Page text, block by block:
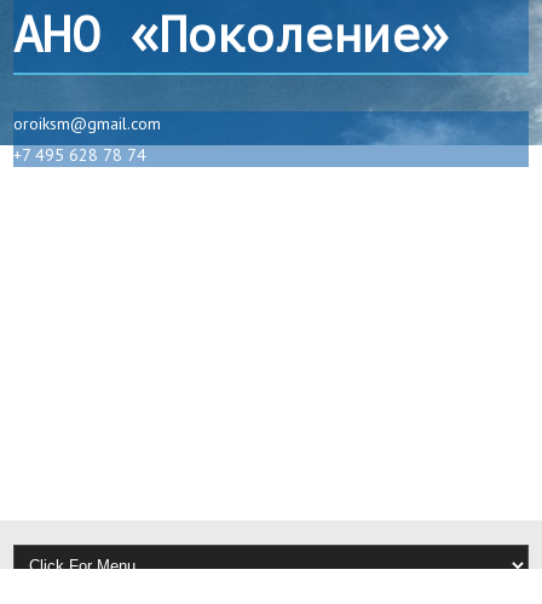
АНО «Поколение»
oroiksm@gmail.com
+7 495 628 78 74